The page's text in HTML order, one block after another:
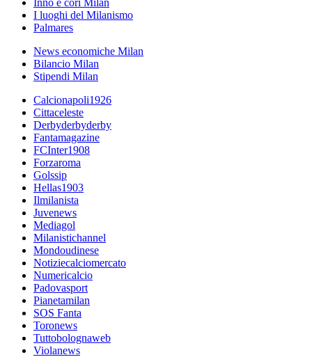
Inno e cori Milan
I luoghi del Milanismo
Palmares
News economiche Milan
Bilancio Milan
Stipendi Milan
Calcionapoli1926
Cittaceleste
Derbyderbyderby
Fantamagazine
FCInter1908
Forzaroma
Golssip
Hellas1903
Ilmilanista
Juvenews
Mediagol
Milanistichannel
Mondoudinese
Notiziecalciomercato
Numericalcio
Padovasport
Pianetamilan
SOS Fanta
Toronews
Tuttobolognaweb
Violanews